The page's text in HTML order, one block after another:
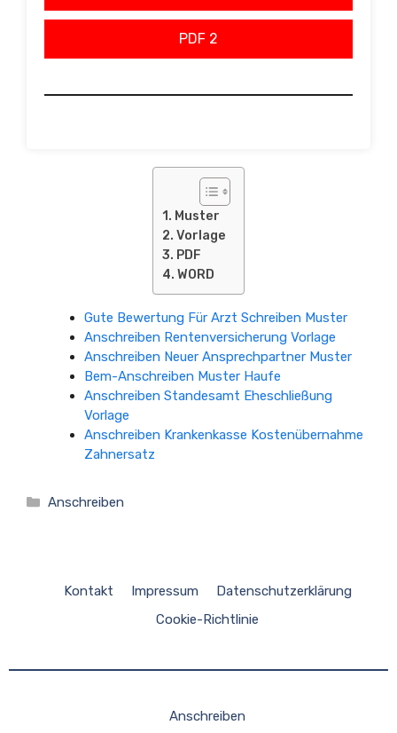
PDF 2
Muster
Vorlage
PDF
WORD
Gute Bewertung Für Arzt Schreiben Muster
Anschreiben Rentenversicherung Vorlage
Anschreiben Neuer Ansprechpartner Muster
Bem-Anschreiben Muster Haufe
Anschreiben Standesamt Eheschließung
Vorlage
Anschreiben Krankenkasse Kostenübernahme
Zahnersatz
Kategorien
Anschreiben
Kontakt Impressum
Datenschutzerklärung
Cookie-Richtlinie
Anschreiben